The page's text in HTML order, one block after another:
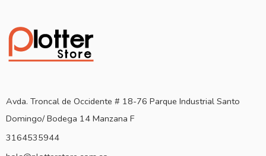
Avda. Troncal de Occidente # 18-76 Parque Industrial Santo
Domingo/ Bodega 14 Manzana F
3164535944